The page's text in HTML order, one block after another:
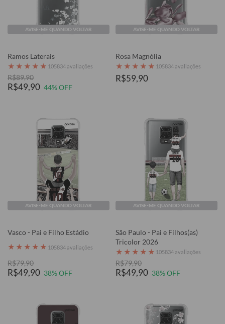
AVISE-ME QUANDO VOLTAR
Ramos Laterais
★ ★ ★ ★ ★ 105834 avaliações
R$89,90
R$49,90 44% OFF
AVISE-ME QUANDO VOLTAR
Rosa Magnólia
★ ★ ★ ★ ★ 105834 avaliações
R$59,90
AVISE-ME QUANDO VOLTAR
Vasco - Pai e Filho Estádio
★ ★ ★ ★ ★ 105834 avaliações
R$79,90
R$49,90 38% OFF
AVISE-ME QUANDO VOLTAR
São Paulo - Pai e Filhos(as)
Tricolor 2026
★ ★ ★ ★ ★ 105834 avaliações
R$79,90
R$49,90 38% OFF